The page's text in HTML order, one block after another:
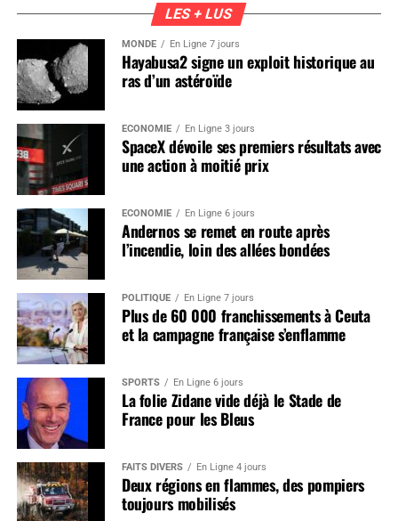
LES + LUS
MONDE En Ligne 7 jours
Hayabusa2 signe un exploit historique au
ras d’un astéroïde
ÉCONOMIE En Ligne 3 jours
SpaceX dévoile ses premiers résultats avec
une action à moitié prix
ÉCONOMIE En Ligne 6 jours
Andernos se remet en route après
l’incendie, loin des allées bondées
POLITIQUE En Ligne 7 jours
Plus de 60 000 franchissements à Ceuta
et la campagne française s’enflamme
SPORTS En Ligne 6 jours
La folie Zidane vide déjà le Stade de
France pour les Bleus
FAITS DIVERS En Ligne 4 jours
Deux régions en flammes, des pompiers
toujours mobilisés